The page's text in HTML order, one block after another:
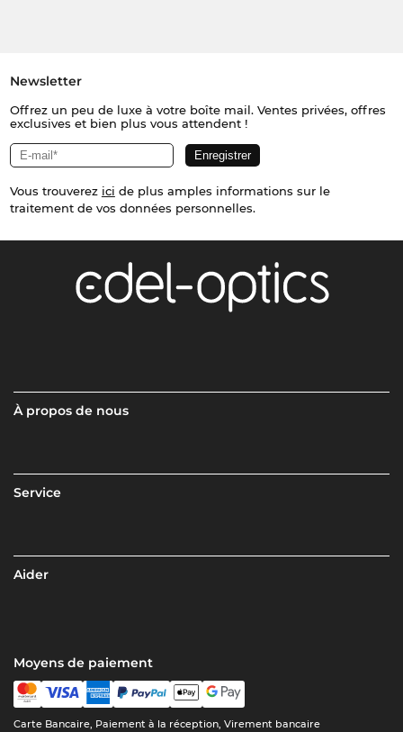
Newsletter
Offrez un peu de luxe à votre boîte mail. Ventes privées, offres
exclusives et bien plus vous attendent !
Vous trouverez ici de plus amples informations sur le
traitement de vos données personnelles.
À propos de nous
Service
Aider
Moyens de paiement
Carte Bancaire, Paiement à la réception, Virement bancaire